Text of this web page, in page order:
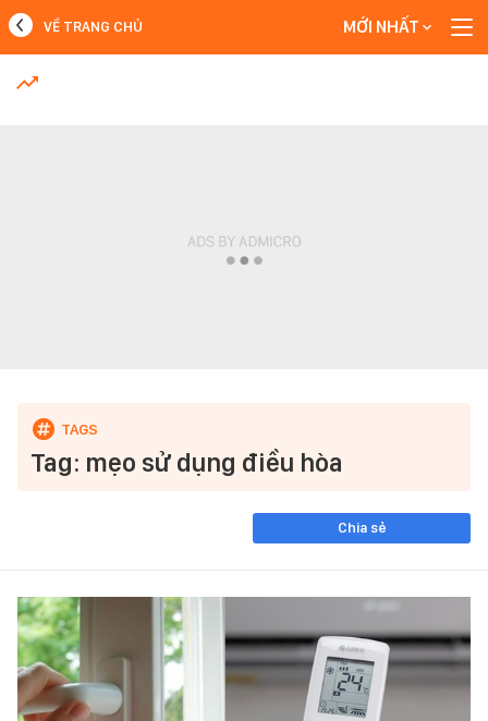
MỚI NHẤT
VỀ TRANG CHỦ MỚI NHẤT
Tag: mẹo sử dụng điều hòa
Chia sẻ